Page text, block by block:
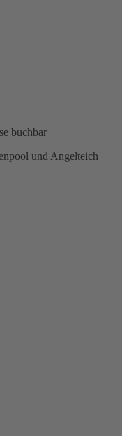
buchbar
und Angelteich